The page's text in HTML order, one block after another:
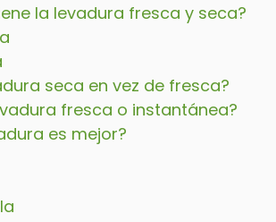
la levadura fresca y seca?
seca en vez de fresca?
fresca o instantánea?
es mejor?